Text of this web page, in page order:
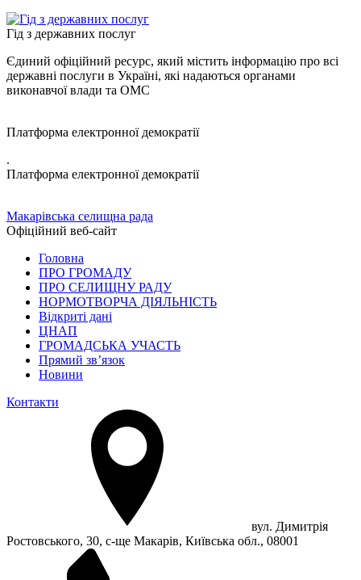
Гід з державних послуг
Єдиний офіційний ресурс, який містить інформацію про всі
державні послуги в Україні, які надаються органами
виконавчої влади та ОМС
Платформа електронної демократії
.
Платформа електронної демократії
Макарівська селищна рада
Офіційний веб-сайт
Головна
ПРО ГРОМАДУ
ПРО СЕЛИЩНУ РАДУ
НОРМОТВОРЧА ДІЯЛЬНІСТЬ
Відкриті дані
ЦНАП
ГРОМАДСЬКА УЧАСТЬ
Прямий зв’язок
Новини
Контакти
вул. Димитрія
Ростовського, 30, с-ще Макарів, Київська обл., 08001